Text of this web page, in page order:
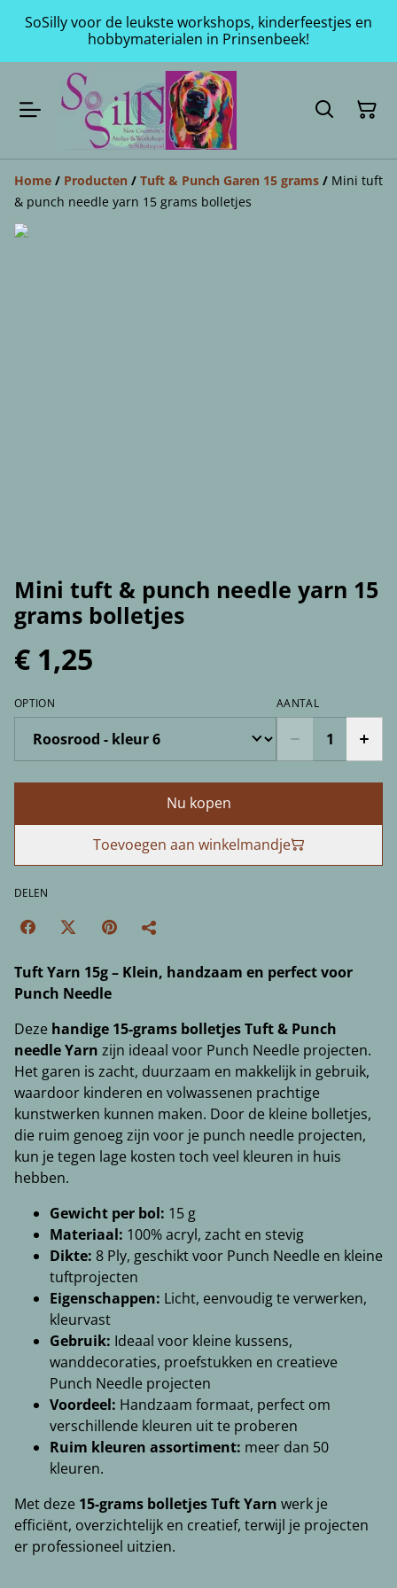
SoSilly voor de leukste workshops, kinderfeestjes en
hobbymaterialen in Prinsenbeek!
Home / Producten / Tuft & Punch Garen 15 grams / Mini tuft
& punch needle yarn 15 grams bolletjes
Mini tuft & punch needle yarn 15
grams bolletjes
€ 1,25
OPTION AANTAL
Nu kopen
Toevoegen aan winkelmandje
DELEN
Tuft Yarn 15g – Klein, handzaam en perfect voor
Punch Needle
Deze handige 15-grams bolletjes Tuft & Punch
needle Yarn zijn ideaal voor Punch Needle projecten.
Het garen is zacht, duurzaam en makkelijk in gebruik,
waardoor kinderen en volwassenen prachtige
kunstwerken kunnen maken. Door de kleine bolletjes,
die ruim genoeg zijn voor je punch needle projecten,
kun je tegen lage kosten toch veel kleuren in huis
hebben.
Gewicht per bol: 15 g
Materiaal: 100% acryl, zacht en stevig
Dikte: 8 Ply, geschikt voor Punch Needle en kleine
tuftprojecten
Eigenschappen: Licht, eenvoudig te verwerken,
kleurvast
Gebruik: Ideaal voor kleine kussens,
wanddecoraties, proefstukken en creatieve
Punch Needle projecten
Voordeel: Handzaam formaat, perfect om
verschillende kleuren uit te proberen
Ruim kleuren assortiment: meer dan 50
kleuren.
Met deze 15-grams bolletjes Tuft Yarn werk je
efficiënt, overzichtelijk en creatief, terwijl je projecten
er professioneel uitzien.